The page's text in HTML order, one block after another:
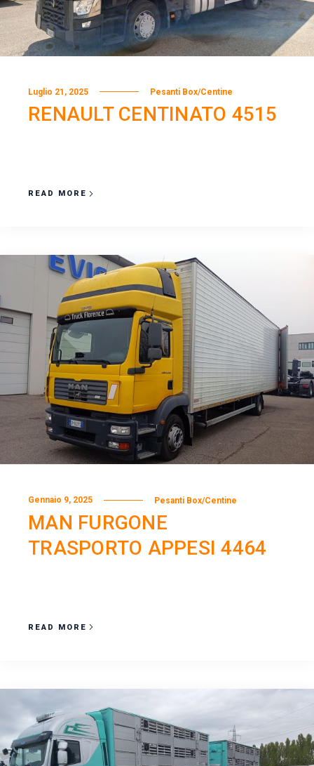
Luglio 21, 2025 Pesanti Box/Centine
RENAULT CENTINATO 4515
READ MORE
Gennaio 9, 2025 Pesanti Box/Centine
MAN FURGONE
TRASPORTO APPESI 4464
READ MORE